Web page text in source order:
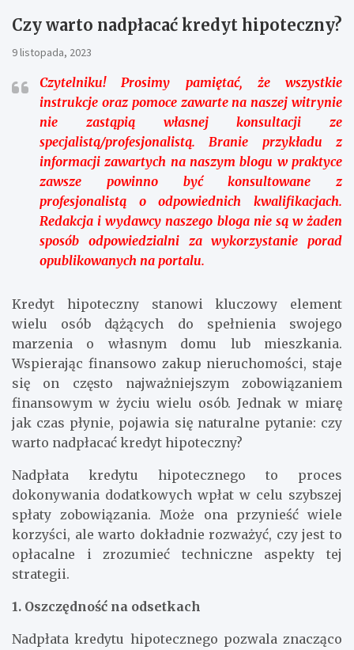
Czy warto nadpłacać kredyt hipoteczny?
9 listopada, 2023
Czytelniku!Prosimy pamiętać, że wszystkie
instrukcje oraz pomoce zawarte na naszej witrynie
nie zastąpią własnej konsultacji ze
specjalistą/profesjonalistą. Branie przykładu z
informacji zawartych na naszym blogu w praktyce
zawsze powinno być konsultowane z
profesjonalistą o odpowiednich kwalifikacjach.
Redakcja i wydawcy naszego bloga nie są w żaden
sposób odpowiedzialni za wykorzystanie porad
opublikowanych na portalu.
Kredyt hipoteczny stanowi kluczowy element
wielu osób dążących do spełnienia swojego
marzenia o własnym domu lub mieszkania.
Wspierając finansowo zakup nieruchomości, staje
się on często najważniejszym zobowiązaniem
finansowym w życiu wielu osób. Jednak w miarę
jak czas płynie, pojawia się naturalne pytanie: czy
warto nadpłacać kredyt hipoteczny?
Nadpłata kredytu hipotecznego to proces
dokonywania dodatkowych wpłat w celu szybszej
spłaty zobowiązania. Może ona przynieść wiele
korzyści, ale warto dokładnie rozważyć, czy jest to
opłacalne i zrozumieć techniczne aspekty tej
strategii.
1. Oszczędność na odsetkach
Nadpłata kredytu hipotecznego pozwala znacząco